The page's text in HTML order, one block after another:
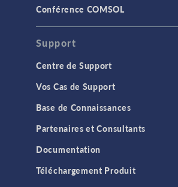
Conférence COMSOL
Support
Centre de Support
Vos Cas de Support
Base de Connaissances
Partenaires et Consultants
Documentation
Téléchargement Produit